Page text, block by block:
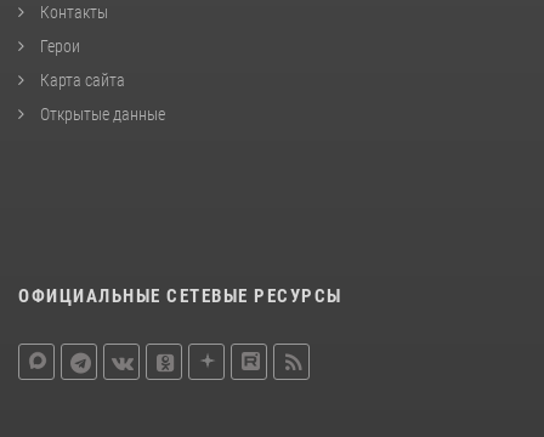
Контакты
Герои
Карта сайта
Открытые данные
ОФИЦИАЛЬНЫЕ СЕТЕВЫЕ РЕСУРСЫ